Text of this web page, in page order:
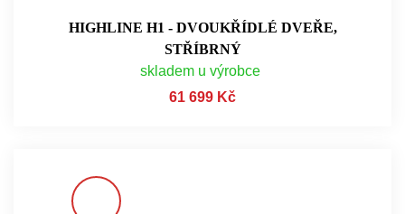
HIGHLINE H1 - DVOUKŘÍDLÉ DVEŘE,
STŘÍBRNÝ
skladem u výrobce
61 699 Kč